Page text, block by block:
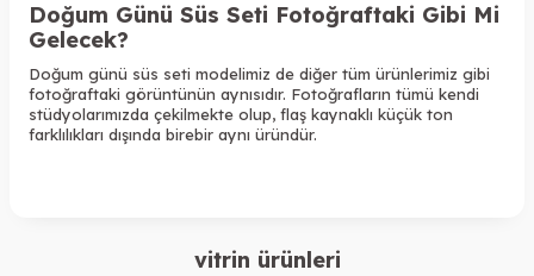
Doğum Günü Süs Seti Fotoğraftaki Gibi Mi
Gelecek?
Doğum günü süs seti modelimiz de diğer tüm ürünlerimiz gibi
fotoğraftaki görüntünün aynısıdır. Fotoğrafların tümü kendi
stüdyolarımızda çekilmekte olup, flaş kaynaklı küçük ton
farklılıkları dışında birebir aynı üründür.
vitrin ürünleri